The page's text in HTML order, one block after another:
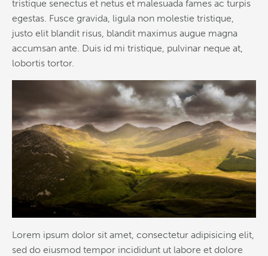
tristique senectus et netus et malesuada fames ac turpis
egestas. Fusce gravida, ligula non molestie tristique,
justo elit blandit risus, blandit maximus augue magna
accumsan ante. Duis id mi tristique, pulvinar neque at,
lobortis tortor.
Lorem ipsum dolor sit amet, consectetur adipisicing elit,
sed do eiusmod tempor incididunt ut labore et dolore